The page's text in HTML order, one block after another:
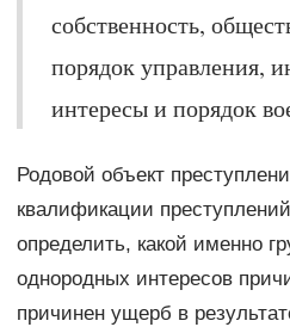
собственность,
порядок управления,
интересы и порядок
Родовой объект
квалификации
определить, какой именно
однородных интересов
причинен ущерб в